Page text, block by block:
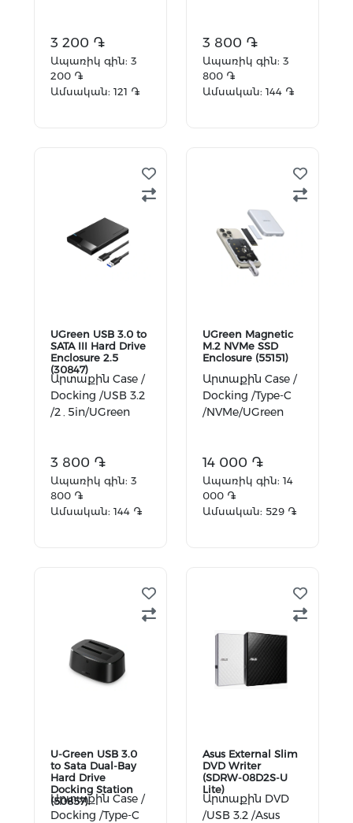
3 200 ֏
Ապառիկ գին: 3
200 ֏
Ամսական: 121 ֏
3 800 ֏
Ապառիկ գին: 3
800 ֏
Ամսական: 144 ֏
UGreen USB 3.0 to
SATA III Hard Drive
Enclosure 2.5
(30847)
Արտաքին Case /
Docking /USB 3.2
/2․5in/UGreen
3 800 ֏
Ապառիկ գին: 3
800 ֏
Ամսական: 144 ֏
UGreen Magnetic
M.2 NVMe SSD
Enclosure (55151)
Արտաքին Case /
Docking /Type-C
/NVMe/UGreen
14 000 ֏
Ապառիկ գին: 14
000 ֏
Ամսական: 529 ֏
U-Green USB 3.0
to Sata Dual-Bay
Hard Drive
Docking Station
(50857)
Արտաքին Case /
Docking /Type-C
Asus External Slim
DVD Writer
(SDRW-08D2S-U
Lite)
Արտաքին DVD
/USB 3.2 /Asus